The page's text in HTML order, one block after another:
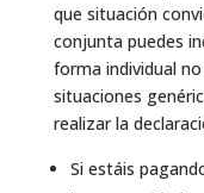
que situación
conjunta puedes
forma individual
situaciones
realizar la
Si estáis